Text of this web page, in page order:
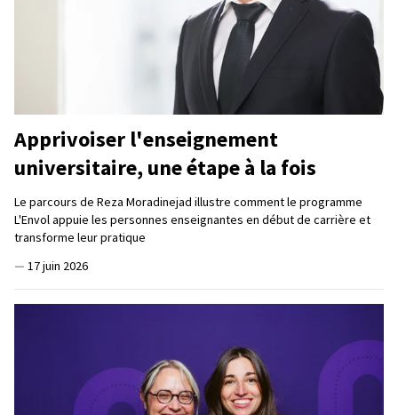
Apprivoiser l'enseignement
universitaire, une étape à la fois
Le parcours de Reza Moradinejad illustre comment le programme
L'Envol appuie les personnes enseignantes en début de carrière et
transforme leur pratique
— 17 juin 2026